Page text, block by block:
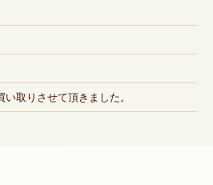
取りさせて頂きました。